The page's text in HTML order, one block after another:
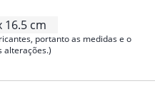
16.5 cm
portanto as medidas e o
alterações.)